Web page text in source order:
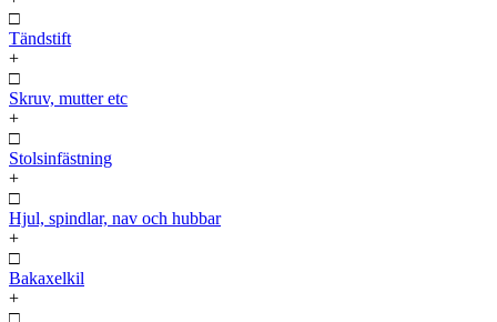
□
Tändstift
+
□
Skruv, mutter etc
+
□
Stolsinfästning
+
□
Hjul, spindlar, nav och hubbar
+
□
Bakaxelkil
+
□